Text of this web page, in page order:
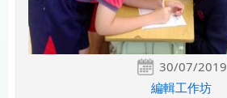
30/07/2019
編輯工作坊